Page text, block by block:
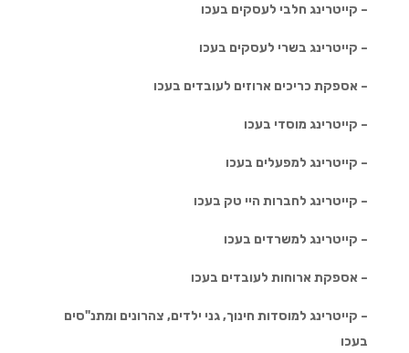
– קייטרינג חלבי לעסקים בעכו
– קייטרינג בשרי לעסקים בעכו
– אספקת כריכים ארוזים לעובדים בעכו
– קייטרינג מוסדי בעכו
– קייטרינג למפעלים בעכו
– קייטרינג לחברות היי טק בעכו
– קייטרינג למשרדים בעכו
– אספקת ארוחות לעובדים בעכו
– קייטרינג למוסדות חינוך, גני ילדים, צהרונים ומתנ"סים
בעכו